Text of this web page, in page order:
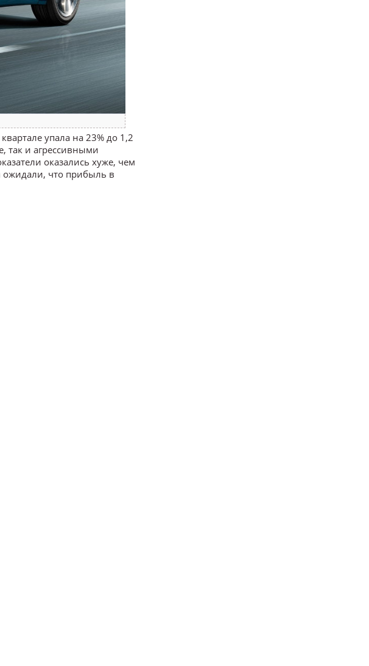
упала на 23% до 1,2
так и агрессивными
оказались хуже, чем
ожидали, что прибыль в